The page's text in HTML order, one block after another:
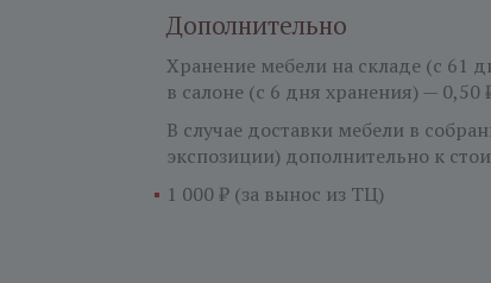
Дополнительно
Хранение мебели на складе (с 61
в салоне (с 6 дня хранения) — 0,50
В случае доставки мебели в
экспозиции) дополнительно к
1 000 ₽ (за вынос из ТЦ)